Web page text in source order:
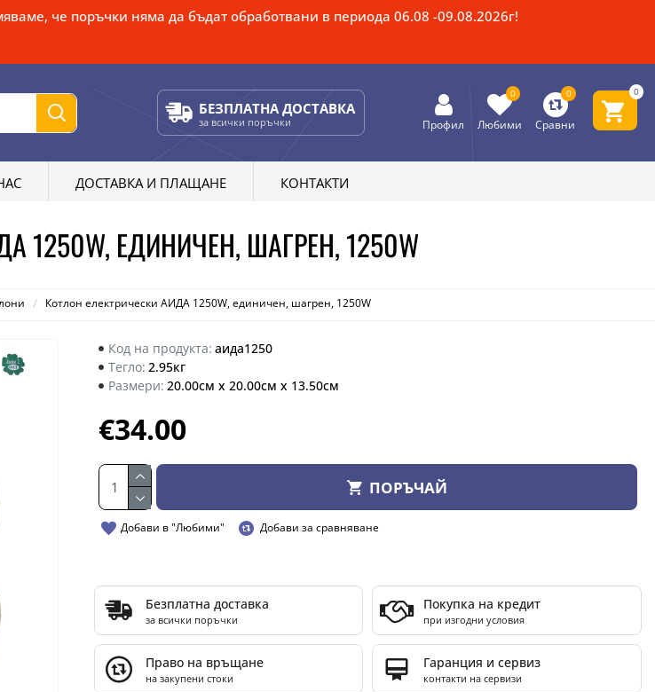
че поръчки няма да бъдат обработвани в периода 06.08 -09.08.2026г!
БЕЗПЛАТНА ДОСТАВКА
за всички поръчки Профил Любими
0
Сравни
0 0
ДОСТАВКА И ПЛАЩАНЕ КОНТАКТИ
Котлон електрически АИДА 1250W, единичен, шагрен, 1250W
1250W, ЕДИНИЧЕН, ШАГРЕН, 1250W
Код на продукта: аида1250
Тегло: 2.95кг
Размери: 20.00см x 20.00см x 13.50см
€34.00
ПОРЪЧАЙ
Добави в "Любими" Добави за сравняване
Безплатна доставка
за всички поръчки
Покупка на кредит
при изгодни условия
Право на връщане
на закупени стоки
Гаранция и сервиз
контакти на сервизи